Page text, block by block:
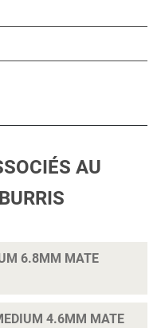
AU
6.8MM MATE
4.6MM MATE